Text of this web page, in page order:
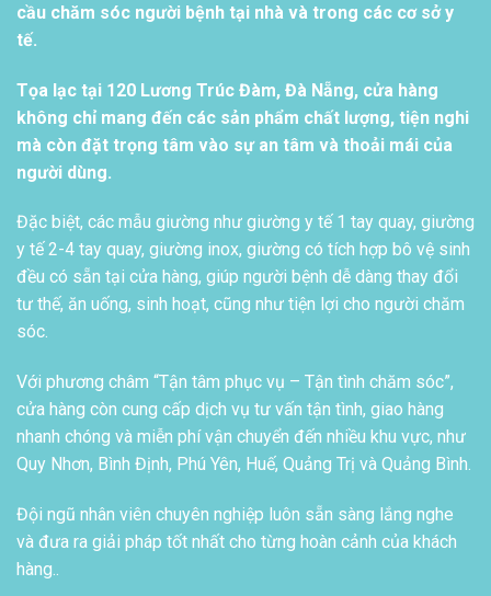
cầu chăm sóc người bệnh tại nhà và trong các cơ sở y
tế.
Tọa lạc tại 120 Lương Trúc Đàm, Đà Nẵng, cửa hàng
không chỉ mang đến các sản phẩm chất lượng, tiện nghi
mà còn đặt trọng tâm vào sự an tâm và thoải mái của
người dùng.
Đặc biệt, các mẫu giường như giường y tế 1 tay quay, giường
y tế 2-4 tay quay, giường inox, giường có tích hợp bô vệ sinh
đều có sẵn tại cửa hàng, giúp người bệnh dễ dàng thay đổi
tư thế, ăn uống, sinh hoạt, cũng như tiện lợi cho người chăm
sóc.
Với phương châm “Tận tâm phục vụ – Tận tình chăm sóc”,
cửa hàng còn cung cấp dịch vụ tư vấn tận tình, giao hàng
nhanh chóng và miễn phí vận chuyển đến nhiều khu vực, như
Quy Nhơn, Bình Định, Phú Yên, Huế, Quảng Trị và Quảng Bình.
Đội ngũ nhân viên chuyên nghiệp luôn sẵn sàng lắng nghe
và đưa ra giải pháp tốt nhất cho từng hoàn cảnh của khách
hàng..